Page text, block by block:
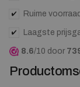
Ruime voorraad
Laagste
8.6/10 door